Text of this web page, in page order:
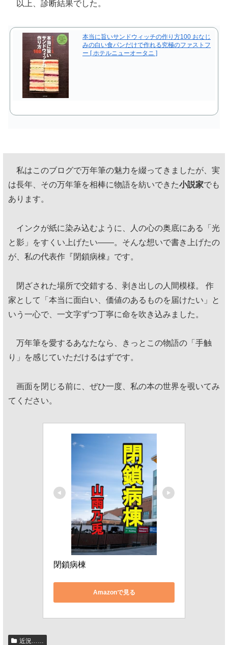
以上、診断結果でした。
本当に旨いサンドウィッチの作り方100 おなじ
みの白い食パンだけで作れる究極のファストフ
ー [ ホテルニューオータニ ]
私はこのブログで万年筆の魅力を綴ってきましたが、実
は長年、その万年筆を相棒に物語を紡いできた小説家でも
あります。
インクが紙に染み込むように、人の心の奥底にある「光
と影」をすくい上げたい——。そんな想いで書き上げたの
が、私の代表作『閉鎖病棟』です。
閉ざされた場所で交錯する、剥き出しの人間模様。 作
家として「本当に面白い、価値のあるものを届けたい」と
いう一心で、一文字ずつ丁寧に命を吹き込みました。
万年筆を愛するあなたなら、きっとこの物語の「手触
り」を感じていただけるはずです。
画面を閉じる前に、ぜひ一度、私の本の世界を覗いてみ
てください。
閉鎖病棟
Amazonで見る
近況……